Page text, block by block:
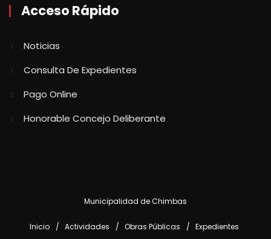
Acceso Rápido
Noticias
Consulta De Expedientes
Pago Online
Honorable Concejo Deliberante
Municipalidad de Chimbas
Inicio Actividades Obras Públicas Expedientes